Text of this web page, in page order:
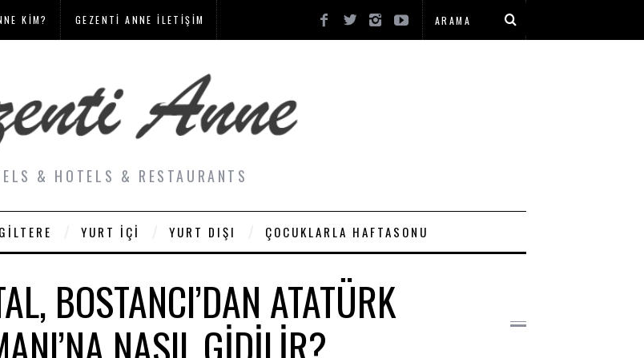
KIM? GEZENTI ANNE İLETIŞIM
& HOTELS & RESTAURANTS
YURT İÇI YURT DIŞI ÇOCUKLARLA HAFTASONU
BOSTANCI’DAN ATATÜRK
NASIL GIDILIR?